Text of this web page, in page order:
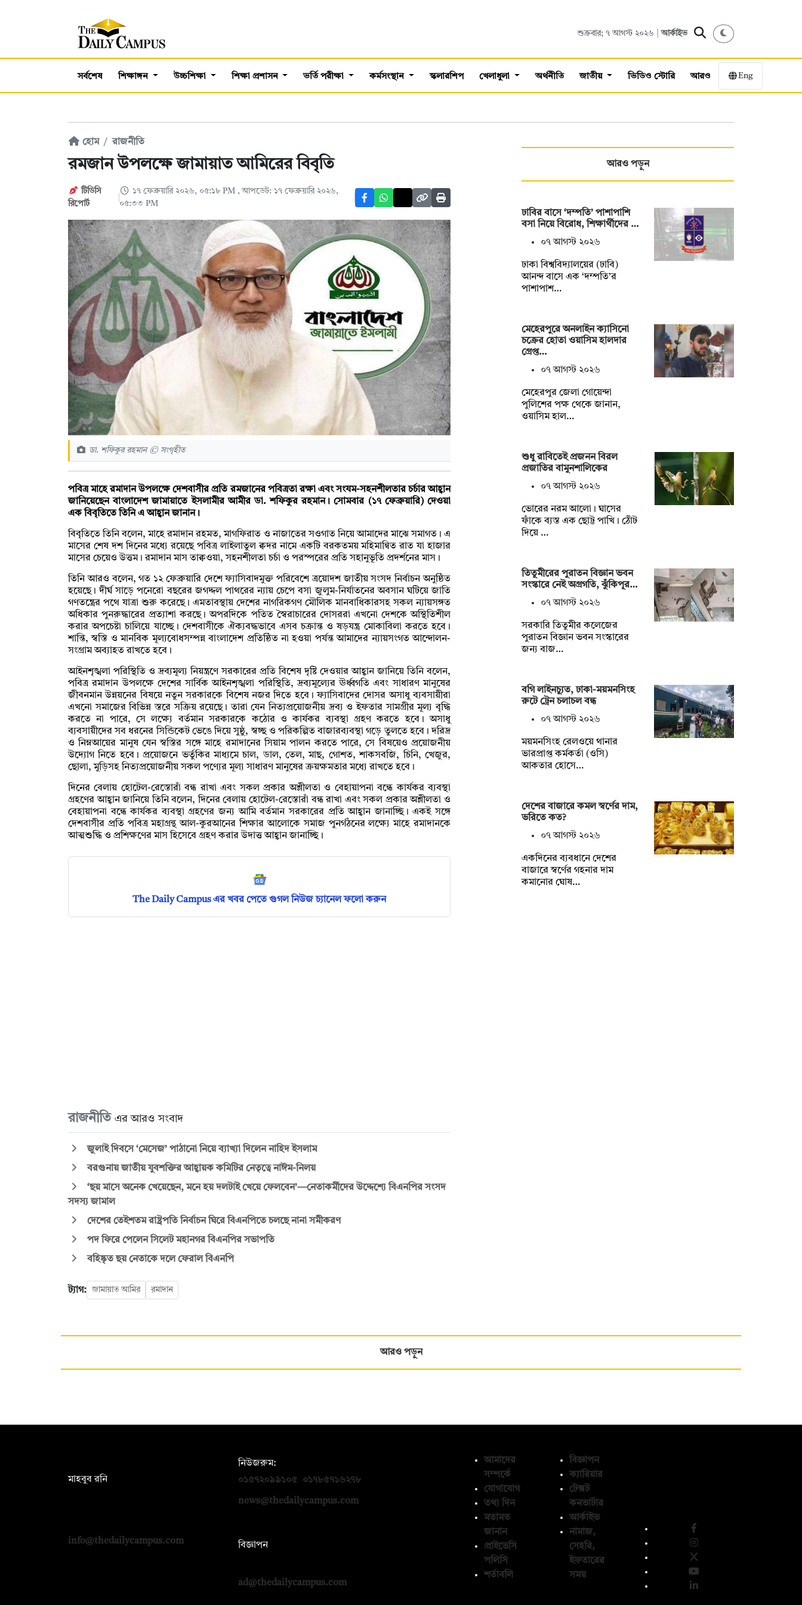
শুক্রবার; ৭ আগস্ট ২০২৬ |আর্কাইভ
সর্বশেষ শিক্ষাঙ্গন উচ্চশিক্ষা শিক্ষা প্রশাসন ভর্তি পরীক্ষা কর্মসংস্থান স্কলারশিপ খেলাধুলা অর্থনীতি জাতীয় ভিডিও স্টোরি আরও Eng
হোম রাজনীতি
রমজান উপলক্ষে জামায়াত আমিরের বিবৃতি
টিডিসি
‍রিপোর্ট
১৭ ফেব্রুয়ারি ২০২৬, ০৫:১৮ PM , আপডেট: ১৭ ফেব্রুয়ারি ২০২৬,
০৫:৩৩ PM
ডা. শফিকুর রহমান © সংগৃহীত
পবিত্র মাহে রমাদান উপলক্ষে দেশবাসীর প্রতি রমজানের পবিত্রতা রক্ষা এবং সংযম-সহনশীলতার চর্চার আহ্বান
জানিয়েছেন বাংলাদেশ জামায়াতে ইসলামীর আমীর ডা. শফিকুর রহমান। সোমবার (১৭ ফেব্রুয়ারি) দেওয়া
এক বিবৃতিতে তিনি এ আহ্বান জানান।
বিবৃতিতে তিনি বলেন, মাহে রমাদান রহমত, মাগফিরাত ও নাজাতের সওগাত নিয়ে আমাদের মাঝে সমাগত। এ
মাসের শেষ দশ দিনের মধ্যে রয়েছে পবিত্র লাইলাতুল ক্বদর নামে একটি বরকতময় মহিমান্বিত রাত যা হাজার
মাসের চেয়েও উত্তম। রমাদান মাস তাক্বওয়া, সহনশীলতা চর্চা ও পরস্পরের প্রতি সহানুভূতি প্রদর্শনের মাস।
তিনি আরও বলেন, গত ১২ ফেব্রুয়ারি দেশে ফ্যাসিবাদমুক্ত পরিবেশে ত্রয়োদশ জাতীয় সংসদ নির্বাচন অনুষ্ঠিত
হয়েছে। দীর্ঘ সাড়ে পনেরো বছরের জগদ্দল পাথরের ন্যায় চেপে বসা জুলুম-নির্যাতনের অবসান ঘটিয়ে জাতি
গণতন্ত্রের পথে যাত্রা শুরু করেছে। এমতাবস্থায় দেশের নাগরিকগণ মৌলিক মানবাধিকারসহ সকল ন্যায়সঙ্গত
অধিকার পুনরুদ্ধারের প্রত্যাশা করছে। অপরদিকে পতিত স্বৈরাচারের দোসররা এখনো দেশকে অস্থিতিশীল
করার অপচেষ্টা চালিয়ে যাচ্ছে। দেশবাসীকে ঐক্যবদ্ধভাবে এসব চক্রান্ত ও ষড়যন্ত্র মোকাবিলা করতে হবে।
শান্তি, স্বস্তি ও মানবিক মূল্যবোধসম্পন্ন বাংলাদেশ প্রতিষ্ঠিত না হওয়া পর্যন্ত আমাদের ন্যায়সংগত আন্দোলন-
সংগ্রাম অব্যাহত রাখতে হবে।
আইনশৃঙ্খলা পরিস্থিতি ও দ্রব্যমূল্য নিয়ন্ত্রণে সরকারের প্রতি বিশেষ দৃষ্টি দেওয়ার আহ্বান জানিয়ে তিনি বলেন,
পবিত্র রমাদান উপলক্ষে দেশের সার্বিক আইনশৃঙ্খলা পরিস্থিতি, দ্রব্যমূল্যের ঊর্ধ্বগতি এবং সাধারণ মানুষের
জীবনমান উন্নয়নের বিষয়ে নতুন সরকারকে বিশেষ নজর দিতে হবে। ফ্যাসিবাদের দোসর অসাধু ব্যবসায়ীরা
এখনো সমাজের বিভিন্ন স্তরে সক্রিয় রয়েছে। তারা যেন নিত্যপ্রয়োজনীয় দ্রব্য ও ইফতার সামগ্রীর মূল্য বৃদ্ধি
করতে না পারে, সে লক্ষ্যে বর্তমান সরকারকে কঠোর ও কার্যকর ব্যবস্থা গ্রহণ করতে হবে। অসাধু
ব্যবসায়ীদের সব ধরনের সিন্ডিকেট ভেঙে দিয়ে সুষ্ঠু, স্বচ্ছ ও পরিকল্পিত বাজারব্যবস্থা গড়ে তুলতে হবে। দরিদ্র
ও নিম্নআয়ের মানুষ যেন স্বস্তির সঙ্গে মাহে রমাদানের সিয়াম পালন করতে পারে, সে বিষয়েও প্রয়োজনীয়
উদ্যোগ নিতে হবে। প্রয়োজনে ভর্তুকির মাধ্যমে চাল, ডাল, তেল, মাছ, গোশত, শাকসবজি, চিনি, খেজুর,
ছোলা, মুড়িসহ নিত্যপ্রয়োজনীয় সকল পণ্যের মূল্য সাধারণ মানুষের ক্রয়ক্ষমতার মধ্যে রাখতে হবে।
দিনের বেলায় হোটেল-রেস্তোরাঁ বন্ধ রাখা এবং সকল প্রকার অশ্লীলতা ও বেহায়াপনা বন্ধে কার্যকর ব্যবস্থা
গ্রহণের আহ্বান জানিয়ে তিনি বলেন, দিনের বেলায় হোটেল-রেস্তোরাঁ বন্ধ রাখা এবং সকল প্রকার অশ্লীলতা ও
বেহায়াপনা বন্ধে কার্যকর ব্যবস্থা গ্রহণের জন্য আমি বর্তমান সরকারের প্রতি আহ্বান জানাচ্ছি। একই সঙ্গে
দেশবাসীর প্রতি পবিত্র মহাগ্রন্থ আল-কুরআনের শিক্ষার আলোকে সমাজ পুনর্গঠনের লক্ষ্যে মাহে রমাদানকে
আত্মশুদ্ধি ও প্রশিক্ষণের মাস হিসেবে গ্রহণ করার উদাত্ত আহ্বান জানাচ্ছি।
The Daily Campus এর খবর পেতে গুগল নিউজ চ্যানেল ফলো করুন
রাজনীতি এর আরও সংবাদ
জুলাই দিবসে ‘মেসেজ’ পাঠানো নিয়ে ব্যাখ্যা দিলেন নাহিদ ইসলাম
বরগুনায় জাতীয় যুবশক্তির আহ্বায়ক কমিটির নেতৃত্বে নাঈম-নিলয়
‘ছয় মাসে অনেক খেয়েছেন, মনে হয় দলটাই খেয়ে ফেলবেন’—নেতাকর্মীদের উদ্দেশ্যে বিএনপির সংসদ
সদস্য জামাল
দেশের তেইশতম রাষ্ট্রপতি নির্বাচন ঘিরে বিএনপিতে চলছে নানা সমীকরণ
পদ ফিরে পেলেন সিলেট মহানগর বিএনপির সভাপতি
বহিষ্কৃত ছয় নেতাকে দলে ফেরাল বিএনপি
ট্যাগ: জামায়াত আমির রমাদান
আরও পড়ুন
ঢাবির বাসে ‘দম্পতি’ পাশাপাশি
বসা নিয়ে বিরোধ, শিক্ষার্থীদের …
০৭ আগস্ট ২০২৬
ঢাকা বিশ্ববিদ্যালয়ের (ঢাবি)
আনন্দ বাসে এক ‘দম্পতি’র
পাশাপাশ…
মেহেরপুরে অনলাইন ক্যাসিনো
চক্রের হোতা ওয়াসিম হালদার
গ্রেপ্ত…
০৭ আগস্ট ২০২৬
মেহেরপুর জেলা গোয়েন্দা
পুলিশের পক্ষ থেকে জানান,
ওয়াসিম হাল…
শুধু রাবিতেই প্রজনন বিরল
প্রজাতির বামুনশালিকের
০৭ আগস্ট ২০২৬
ভোরের নরম আলো। ঘাসের
ফাঁকে ব্যস্ত এক ছোট্ট পাখি। ঠোঁট
দিয়ে …
তিতুমীরের পুরাতন বিজ্ঞান ভবন
সংস্কারে নেই অগ্রগতি, ঝুঁকিপূর…
০৭ আগস্ট ২০২৬
সরকারি তিতুমীর কলেজের
পুরাতন বিজ্ঞান ভবন সংস্কারের
জন্য বাজ…
বগি লাইনচ্যুত, ঢাকা-ময়মনসিংহ
রুটে ট্রেন চলাচল বন্ধ
০৭ আগস্ট ২০২৬
ময়মনসিংহ রেলওয়ে থানার
ভারপ্রাপ্ত কর্মকর্তা (ওসি)
আকতার হোসে…
দেশের বাজারে কমল স্বর্ণের দাম,
ভরিতে কত?
০৭ আগস্ট ২০২৬
একদিনের ব্যবধানে দেশের
বাজারে স্বর্ণের গহনার দাম
কমানোর ঘোষ…
আরও পড়ুন
মাহবুব রনি
info@thedailycampus.com
নিউজরুম:
০১৫৭২০৯৯১০৫
০১৭৮৫৭১৬২৭৮
news@thedailycampus.com
বিজ্ঞাপন
ad@thedailycampus.com
আমাদের
সম্পর্কে
যোগাযোগ
তথ্য দিন
মতামত
জানান
প্রাইভেসি
পলিসি
শর্তাবলি
বিজ্ঞাপন
ক্যারিয়ার
টেক্সট
কনভার্টার
আর্কাইভ
নামাজ,
সেহরি,
ইফতারের
সময়